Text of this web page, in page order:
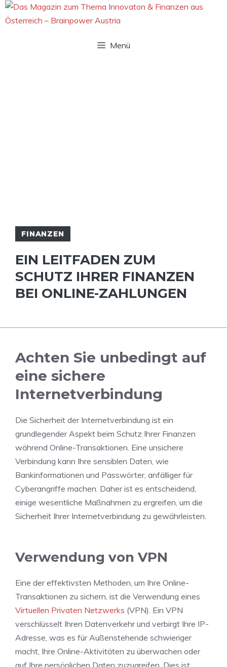
Zum
Inhalt
Menü
FINANZEN
EIN LEITFADEN ZUM
SCHUTZ IHRER FINANZEN
BEI ONLINE-ZAHLUNGEN
Achten Sie unbedingt auf
eine sichere
Internetverbindung
Die Sicherheit der Internetverbindung ist ein
grundlegender Aspekt beim Schutz Ihrer Finanzen
während Online-Transaktionen. Eine unsichere
Verbindung kann Ihre sensiblen Daten, wie
Bankinformationen und Passwörter, anfälliger für
Cyberangriffe machen. Daher ist es entscheidend,
einige wesentliche Maßnahmen zu ergreifen, um die
Sicherheit Ihrer Internetverbindung zu gewährleisten.
Verwendung von VPN
Eine der effektivsten Methoden, um Ihre Online-
Transaktionen zu sichern, ist die Verwendung eines
Virtuellen Privaten Netzwerks (VPN). Ein VPN
verschlüsselt Ihren Datenverkehr und verbirgt Ihre IP-
Adresse, was es für Außenstehende schwieriger
macht, Ihre Online-Aktivitäten zu überwachen oder
auf Ihre persönlichen Daten zuzugreifen. Dies ist